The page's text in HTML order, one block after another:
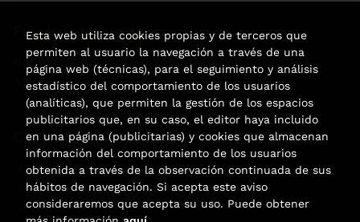
Puede interesarte
Noticias
Agenda
Contacto
Carrer Aribau, 84
(+34) 932 160 225
info@libreriafabre.com
Esta web utiliza cookies propias y de terceros que
permiten al usuario la navegación a través de una
página web (técnicas), para el seguimiento y análisis
estadístico del comportamiento de los usuarios
(analíticas), que permiten la gestión de los espacios
publicitarios que, en su caso, el editor haya incluido
en una página (publicitarias) y cookies que almacenan
información del comportamiento de los usuarios
obtenida a través de la observación continuada de sus
hábitos de navegación. Si acepta este aviso
consideraremos que acepta su uso. Puede obtener